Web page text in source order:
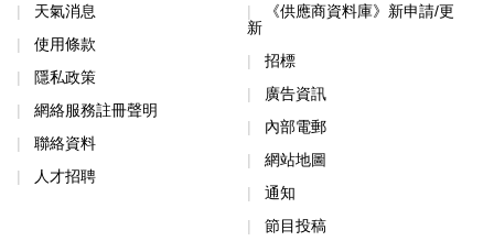
天氣消息
使用條款
隱私政策
網絡服務註冊聲明
聯絡資料
人才招聘
《供應商資料庫》新申請/更
新
招標
廣告資訊
內部電郵
網站地圖
通知
節目投稿